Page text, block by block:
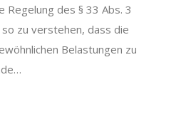
Regelung des § 33 Abs. 3
so zu verstehen, dass die
Belastungen zu